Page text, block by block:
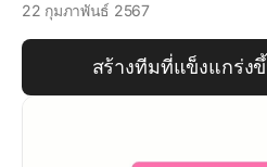
22 กุมภาพันธ์ 2567
สร้างทีมที่แข็งแกร่ง